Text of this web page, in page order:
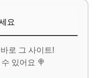
요
로 그 사이트!
있어요 🍭